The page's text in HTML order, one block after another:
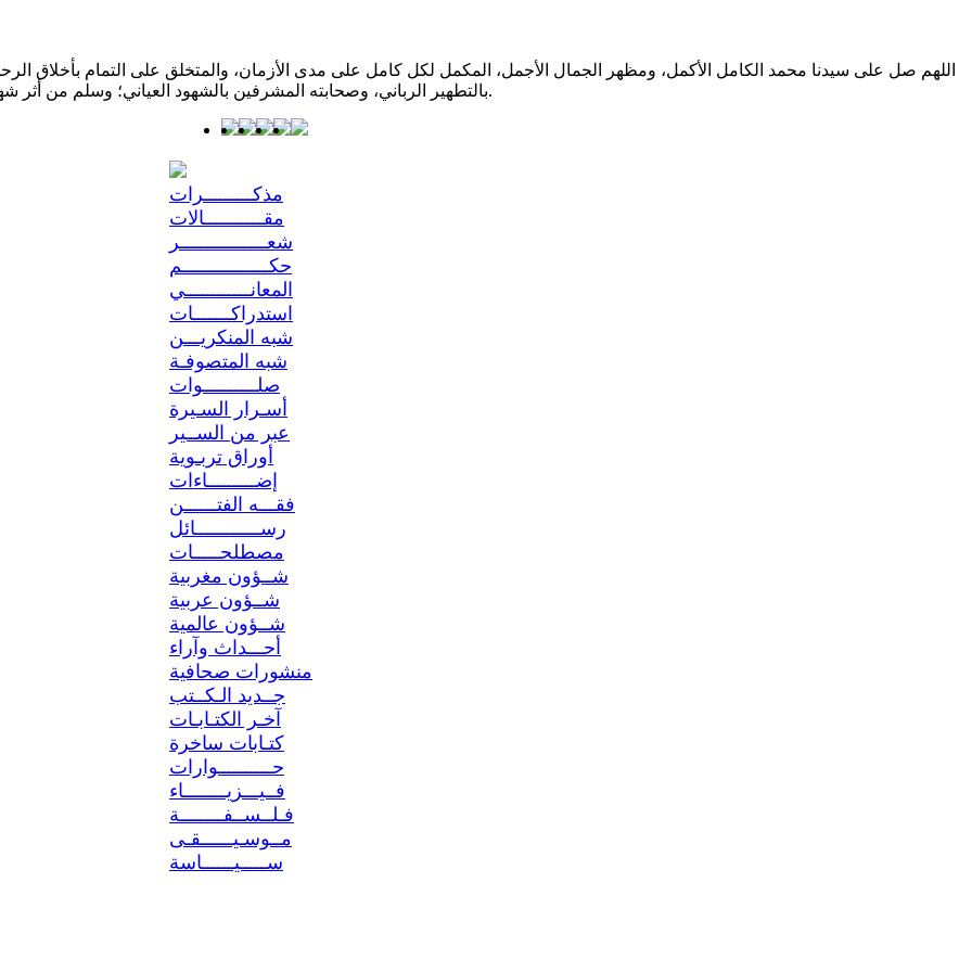
اللهم صل على سيدنا محمد الكامل الأكمل، ومظهر الجمال الأجمل، المكمل لكل كامل على مدى الأزمان، والمتخلق على التمام بأخلاق
بالتطهير الرباني، وصحابته المشرفين بالشهود العياني؛ وسلم من أثر شهود نفوسنا صلاتنا عليه تسليما. والحمد لله المنعم المفضل حمدا عميما.
مذكـــــــــرات
مقـــــــــــالات
شعــــــــــــــــر
حكــــــــــــــــم
المعانــــــــــــي
استدراكـــــــات
شبه المنكريـــن
شبه المتصوفـة
صلــــــــــوات
أسـرار السـيرة
عبر من الســير
أوراق تربـوية
إضـــــــــاءات
فقـــه الفتــــــن
رســــــــــــائل
مصطلحـــــات
شــؤون مغربية
شــؤون عربية
شــؤون عالمية
أحـــداث وآراء
منشورات صحافية
جــديد الـكــتب
آخـر الكتـابـات
كتـابات ساخرة
حــــــــــوارات
فــيـــزيــــــــاء
فـلــســفــــــــة
مــوسـيــــــقـى
ســـــيــــــاسة